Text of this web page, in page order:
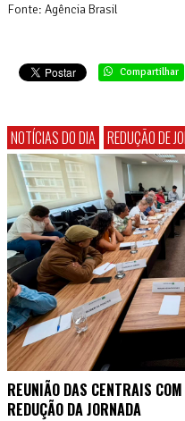
Fonte: Agência Brasil
Compartilhar
NOTÍCIAS DO DIA REDUÇÃO DE
REUNIÃO DAS CENTRAIS
REDUÇÃO DA JORNADA